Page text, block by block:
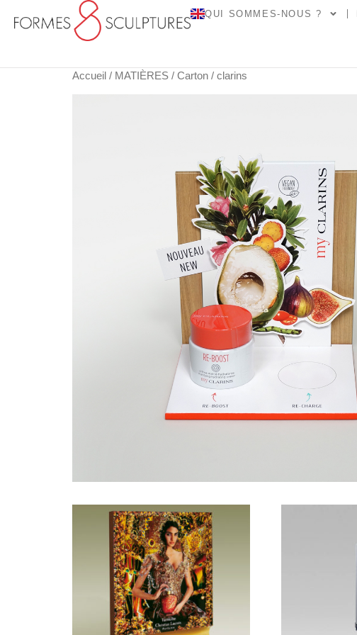
QUI SOMMES-NOUS ?
Accueil / MATIÈRES / Carton / clarins